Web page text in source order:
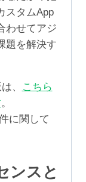
スタムApp
わせてアジ
題を解決す
、
こちら
。
に関して
ンスと